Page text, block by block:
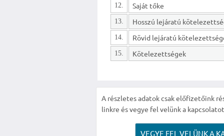
12. Saját tőke
13.
14. Rövid lejáratú
15. Kötelezettségek
A részletes adatok csak előfizetőink
linkre és vegye fel velünk a
VEGYE FEL VELÜNK A